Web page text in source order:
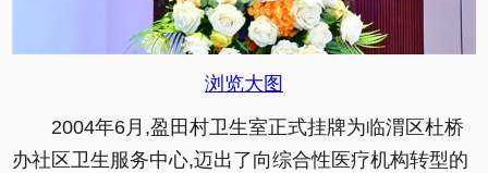
浏览大图
2004年6月,盈田村卫生室正式挂牌为临渭区杜桥
办社区卫生服务中心,迈出了向综合性医疗机构转型的